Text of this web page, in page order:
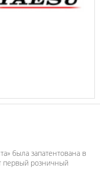
была запатентована в
первый розничный